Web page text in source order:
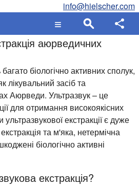
info@hielscher.com
аюрведичних
біологічно активних сполук,
лікувальний засіб та
Аюрведи. Ультразвук – це
для отримання високоякісних
екстракції є дуже
та м'яка, нетермічна
біологічно активні
екстракція?